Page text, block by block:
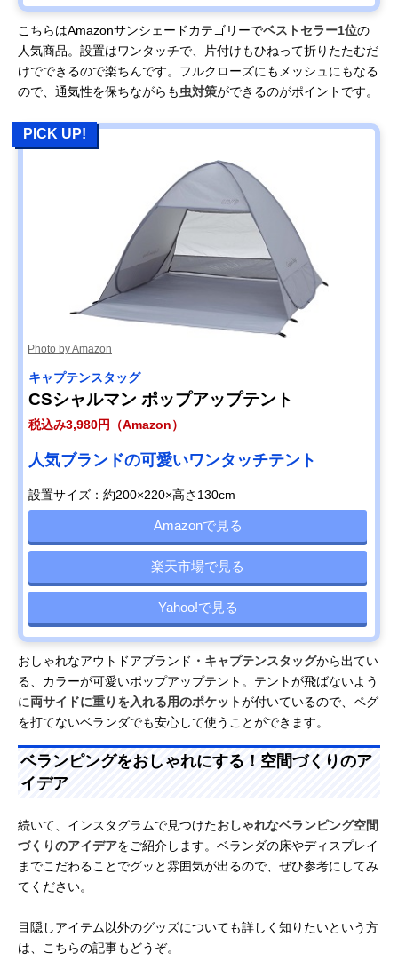
こちらはAmazonサンシェードカテゴリーでベストセラー1位の
人気商品。設置はワンタッチで、片付けもひねって折りたたむだ
けでできるので楽ちんです。フルクローズにもメッシュにもなる
ので、通気性を保ちながらも虫対策ができるのがポイントです。
PICK UP!
Photo by Amazon
キャプテンスタッグ
CSシャルマン ポップアップテント
税込み3,980円（Amazon）
人気ブランドの可愛いワンタッチテント
設置サイズ：約200×220×高さ130cm
Amazonで見る
楽天市場で見る
Yahoo!で見る
おしゃれなアウトドアブランド ・キャプテンスタッグから出てい
る、カラーが可愛いポップアップテント。テントが飛ばないよう
に両サイドに重りを入れる用のポケットが付いているので、ペグ
を打てないベランダでも安心して使うことができます。
ベランピングをおしゃれにする！空間づくりのア
イデア
続いて、インスタグラムで見つけたおしゃれなベランピング空間
づくりのアイデアをご紹介します。ベランダの床やディスプレイ
までこだわることでグッと雰囲気が出るので、ぜひ参考にしてみ
てください。
目隠しアイテム以外のグッズについても詳しく知りたいという方
は、こちらの記事もどうぞ。